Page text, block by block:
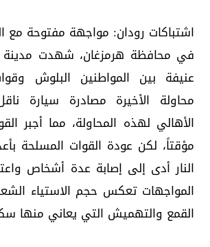
اشتباكات رودان: مواجهة مفتوحة مع
في محافظة هرمزغان، شهدت مدينة
عنيفة بين المواطنين البلوش
محاولة الأخيرة مصادرة سيارة
الأهالي لهذه المحاولة، مما أجبر
مؤقتاً، لكن عودة القوات المسلحة
النار أدى إلى إصابة عدة أشخاص
المواجهات تعكس حجم الاستياء
القمع والتهميش التي يعاني منها